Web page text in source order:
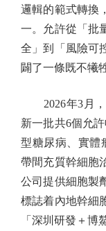
邏輯的範式轉換
一。允許從「批
全」到「風險可
闢了一條既不犧
2026年3月，
新一批共6個允
型糖尿病、實體
帶間充質幹細胞
公司提供細胞製
標誌着內地幹細
「深圳研發＋博